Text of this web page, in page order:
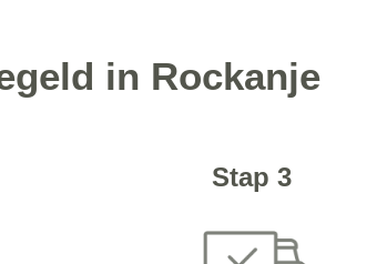
in Rockanje
Stap 3